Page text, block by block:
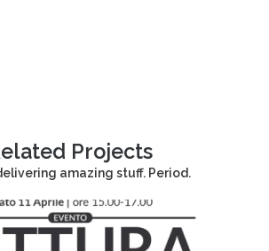
Projects
amazing stuff. Period.